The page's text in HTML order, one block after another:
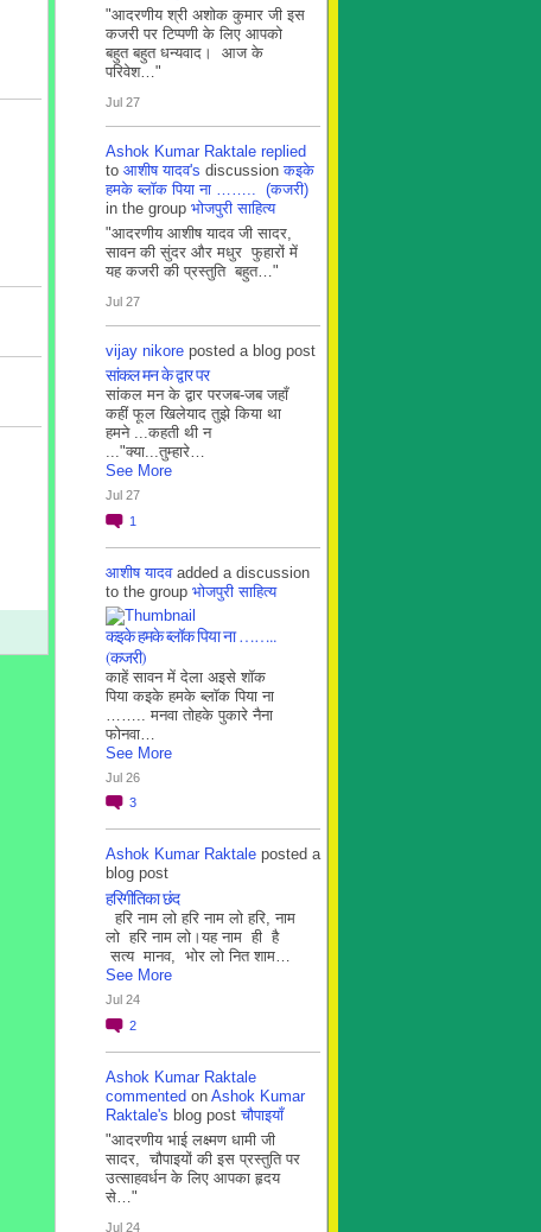
"आदरणीय श्री अशोक कुमार जी इस
कजरी पर टिप्पणी के लिए आपको
बहुत बहुत धन्यवाद। आज के
परिवेश…"
Jul 27
Ashok Kumar Raktale replied
to आशीष यादव's discussionकइके
हमके ब्लाॅक पिया ना …….. (कजरी)
in the group भोजपुरी साहित्य
"आदरणीय आशीष यादव जी सादर,
सावन की सुंदर और मधुर फुहारों में
यह कजरी की प्रस्तुति बहुत…"
Jul 27
vijay nikore posted a blog post
सांकल मन के द्वार पर
सांकल मन के द्वार परजब-जब जहाँ
कहीं फूल खिलेयाद तुझे किया था
हमने ...कहती थी न
..."क्या...तुम्हारे…
See More
Jul 27
1
आशीष यादवadded a discussion
to the group भोजपुरी साहित्य
कइके हमके ब्लाॅक पिया ना ……..
(कजरी)
काहें सावन में देला अइसे शॉक
पिया कइके हमके ब्लाॅक पिया ना
…….. मनवा तोहके पुकारे नैना
फोनवा…
See More
Jul 26
3
Ashok Kumar Raktale posted a
blog post
हरिगीतिका छंद
हरि नाम लो हरि नाम लो हरि, नाम
लो हरि नाम लो।यह नाम ही है
सत्य मानव, भोर लो नित शाम…
See More
Jul 24
2
Ashok Kumar Raktale
commented on Ashok Kumar
Raktale's blog postचौपाइयाँ
"आदरणीय भाई लक्ष्मण धामी जी
सादर, चौपाइयों की इस प्रस्तुति पर
उत्साहवर्धन के लिए आपका हृदय
से…"
Jul 24